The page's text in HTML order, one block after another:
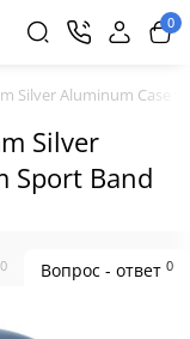
0
Silver Aluminum Case
Silver
Sport Band
0 Вопрос - ответ 0